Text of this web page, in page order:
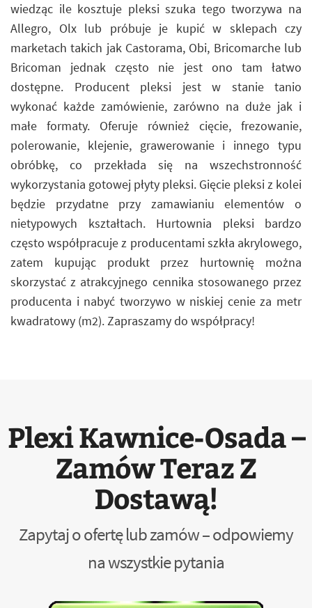
wiedząc ile kosztuje pleksi szuka tego tworzywa na
Allegro, Olx lub próbuje je kupić w sklepach czy
marketach takich jak Castorama, Obi, Bricomarche lub
Bricoman jednak często nie jest ono tam łatwo
dostępne. Producent pleksi jest w stanie tanio
wykonać każde zamówienie, zarówno na duże jak i
małe formaty. Oferuje również cięcie, frezowanie,
polerowanie, klejenie, grawerowanie i innego typu
obróbkę, co przekłada się na wszechstronność
wykorzystania gotowej płyty pleksi. Gięcie pleksi z kolei
będzie przydatne przy zamawianiu elementów o
nietypowych kształtach. Hurtownia pleksi bardzo
często współpracuje z producentami szkła akrylowego,
zatem kupując produkt przez hurtownię można
skorzystać z atrakcyjnego cennika stosowanego przez
producenta i nabyć tworzywo w niskiej cenie za metr
kwadratowy (m2). Zapraszamy do współpracy!
Plexi Kawnice-Osada –
Zamów Teraz Z
Dostawą!
Zapytaj o ofertę lub zamów – odpowiemy
na wszystkie pytania